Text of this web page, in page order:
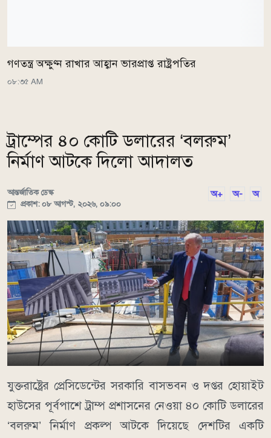
গণতন্ত্র অক্ষুণ্ন রাখার আহ্বান ভারপ্রাপ্ত রাষ্ট্রপতির
০৮:৩৫ AM
ট্রাম্পের ৪০ কোটি ডলারের ‘বলরুম’
নির্মাণ আটকে দিলো আদালত
আন্তর্জাতিক ডেস্ক
প্রকাশ: ০৮ আগস্ট, ২০২৬, ০৯:০০
অ+ অ- অ
যুক্তরাষ্ট্রের প্রেসিডেন্টের সরকারি বাসভবন ও দপ্তর হোয়াইট
হাউসের পূর্বপাশে ট্রাম্প প্রশাসনের নেওয়া ৪০ কোটি ডলারের
‘বলরুম’ নির্মাণ প্রকল্প আটকে দিয়েছে দেশটির একটি